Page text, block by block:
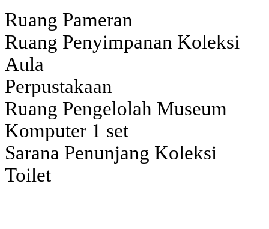
Ruang Pameran
Ruang Penyimpanan Koleksi
Aula
Perpustakaan
Ruang Pengelolah Museum
Komputer 1 set
Sarana Penunjang Koleksi
Toilet